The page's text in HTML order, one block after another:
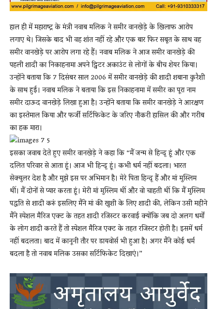
हाल ही में महाराष्ट्र के मंत्री नवाब मलिक ने समीर वानखेड़े के खिलाफ आरोप
लगाए थे। जिसके बाद भी वह शांत नहीं रहे और एक बार फिर सबूत के साथ वह
समीर वानखेड़े पर आरोप लगा रहे हैं। नवाब मलिक ने आज समीर वानखेड़े की
पहली शादी का निकाहनामा अपने ट्विटर अकाउंट से लोगों के बीच शेयर किया।
उन्होंने बताया कि 7 दिसंबर साल 2006 में समीर वानखेड़े की शादी शबाना कुरैशी
के साथ हुई। नवाब मलिक ने बताया कि इस निकाहनामा में समीर का पूरा नाम
समीर दाऊद वानखेड़े लिखा हुआ है। उन्होंने बताया कि समीर वानखेड़े ने आरक्षण
का इस्तेमाल किया और फर्जी सर्टिफिकेट के जरिए नौकरी हासिल की और गरीब
का हक मारा।
इसका जवाब देते हुए समीर वानखेड़े ने कहा कि “मैं जन्म से हिन्दू हूं और एक
दलित परिवार से आता हूं। आज भी हिन्दू हूं। कभी धर्म नहीं बदला। भारत
सेक्युलर देश है और मुझे इस पर अभिमान है। मेरे पिता हिन्दू हैं और मां मुस्लिम
थीं। मैं दोनों से प्यार करता हूं। मेरी मां मुस्लिम थीं और वो चाहती थीं कि मैं मुस्लिम
पद्धति से शादी करूं इसलिए मैंने मां की खुशी के लिए शादी की, लेकिन उसी महीने
मैंने स्पेशल मैरिज एक्ट के तहत शादी रजिस्टर करवाई क्योंकि जब दो अलग धर्मों
के लोग शादी करते हैं तो स्पेशल मैरिज एक्ट के तहत रजिस्टर होती है। इसमें धर्म
नहीं बदलता। बाद में कानूनी तौर पर डायवोर्स भी हुआ है। अगर मैंने कोई धर्म
बदला है तो नवाब मलिक उसका सर्टिफिकेट दिखाएं।”